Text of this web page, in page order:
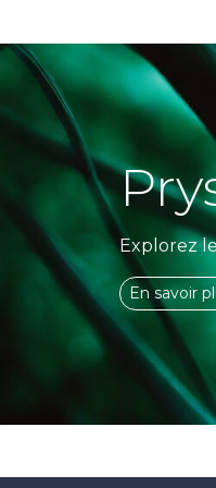
Explorez
En savoir